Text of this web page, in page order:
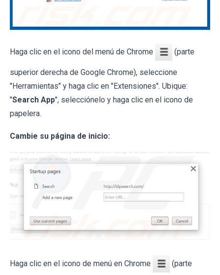
Haga clic en el icono del menú de Chrome (parte
superior derecha de Google Chrome), seleccione
"Herramientas" y haga clic en "Extensiones". Ubique:
"Search App", selecciónelo y haga clic en el icono de
papelera.
Cambie su página de inicio:
Haga clic en el icono de menú en Chrome (parte